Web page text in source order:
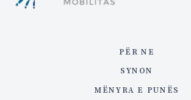
PËR NE
SYNON
MËNYRA E PUNËS